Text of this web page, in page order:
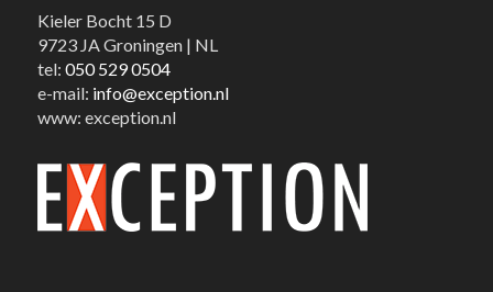
Kieler Bocht 15 D
9723 JA Groningen | NL
tel: 050 529 0504
e-mail: info@exception.nl
www: exception.nl